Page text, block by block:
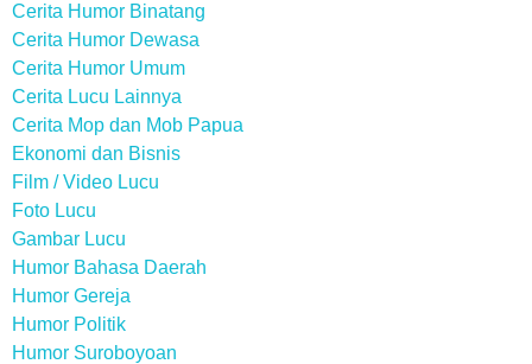
Cerita Humor Binatang
Cerita Humor Dewasa
Cerita Humor Umum
Cerita Lucu Lainnya
Cerita Mop dan Mob Papua
Ekonomi dan Bisnis
Film / Video Lucu
Foto Lucu
Gambar Lucu
Humor Bahasa Daerah
Humor Gereja
Humor Politik
Humor Suroboyoan